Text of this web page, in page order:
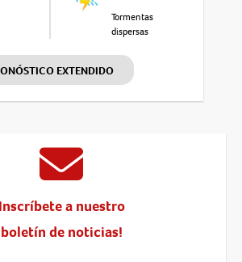
Tormentas
dispersas
EXTENDIDO
Inscríbete a nuestro
boletín de noticias!